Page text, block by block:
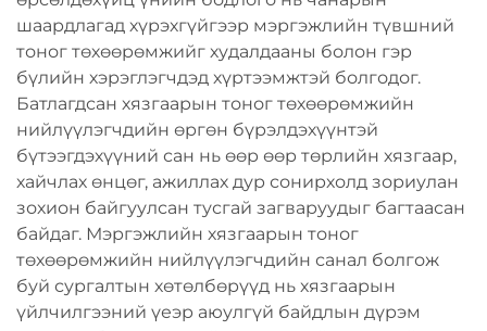
шаардлагад хүрэхгүйгээр мэргэжлийн түвшний
тоног төхөөрөмжийг худалдааны болон гэр
бүлийн хэрэглэгчдэд хүртээмжтэй болгодог.
Батлагдсан хязгаарын тоног төхөөрөмжийн
нийлүүлэгчдийн өргөн бүрэлдэхүүнтэй
бүтээгдэхүүний сан нь өөр өөр төрлийн хязгаар,
хайчлах өнцөг, ажиллах дур сонирхолд зориулан
зохион байгуулсан тусгай загваруудыг багтаасан
байдаг. Мэргэжлийн хязгаарын тоног
төхөөрөмжийн нийлүүлэгчдийн санал болгож
буй сургалтын хөтөлбөрүүд нь хязгаарын
үйлчилгээний үеэр аюулгүй байдлын дүрэм